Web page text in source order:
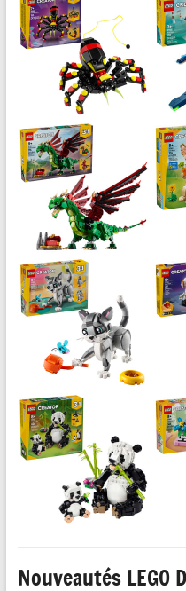
Nouveautés LEGO